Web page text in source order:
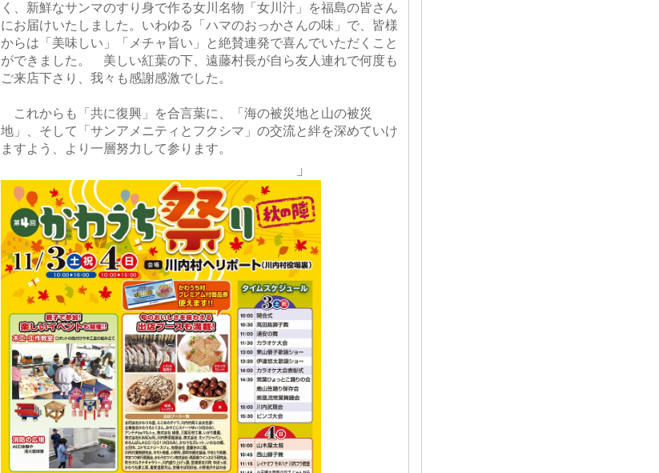
く、新鮮なサンマのすり身で作る女川名物「女川汁」を福島の皆さん
にお届けいたしました。いわゆる「ハマのおっかさんの味」で、皆様
からは「美味しい」「メチャ旨い」と絶賛連発で喜んでいただくこと
ができました。 美しい紅葉の下、遠藤村長が自ら友人連れで何度も
ご来店下さり、我々も感謝感激でした。
これからも「共に復興」を合言葉に、「海の被災地と山の被災
地」、そして「サンアメニティとフクシマ」の交流と絆を深めていけ
ますよう、より一層努力して参ります。
」